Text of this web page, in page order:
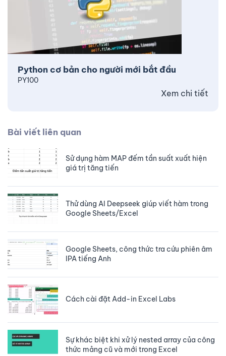
Python cơ bản cho người mới bắt đầu
PY100
Xem chi tiết
Bài viết liên quan
Sử dụng hàm MAP đếm tần suất xuất hiện
giá trị tăng tiến
Thử dùng AI Deepseek giúp viết hàm trong
Google Sheets/Excel
Google Sheets, công thức tra cứu phiên âm
IPA tiếng Anh
Cách cài đặt Add-in Excel Labs
Sự khác biệt khi xử lý nested array của công
thức mảng cũ và mới trong Excel